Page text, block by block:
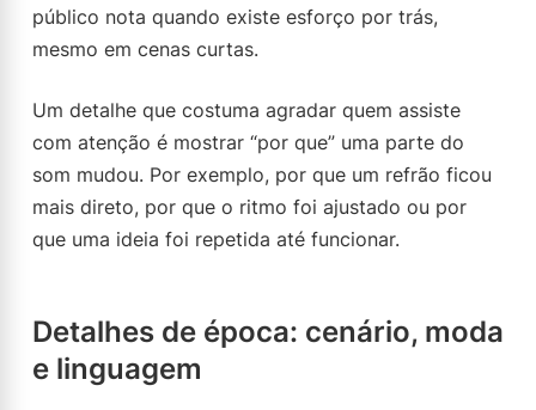
público nota quando existe esforço por trás,
mesmo em cenas curtas.
Um detalhe que costuma agradar quem assiste
com atenção é mostrar “por que” uma parte do
som mudou. Por exemplo, por que um refrão ficou
mais direto, por que o ritmo foi ajustado ou por
que uma ideia foi repetida até funcionar.
Detalhes de época: cenário, moda
e linguagem